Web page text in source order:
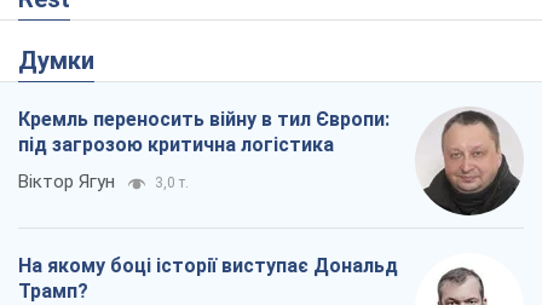
Думки
Кремль переносить війну в тил Європи:
під загрозою критична логістика
Віктор Ягун 3,0 т.
На якому боці історії виступає Дональд
Трамп?